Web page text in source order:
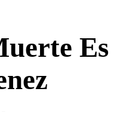
Es